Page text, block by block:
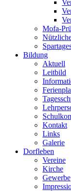
Mofa-
Bildung
Aktuell
Leitbild
Kontakt
Links
Galerie
Dorfleben
Vereine
Kirche
Gewerbe